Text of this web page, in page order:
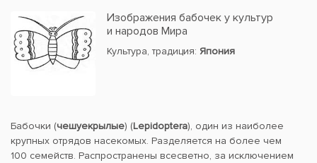
Изображения бабочек у культур
и народов Мира
Культура, традиция: Япония
Бабочки (чешуекрылые) (Lepidoptera), один из наиболее
крупных отрядов насекомых. Разделяется на более чем
100 семейств. Распространены всесветно, за исключением